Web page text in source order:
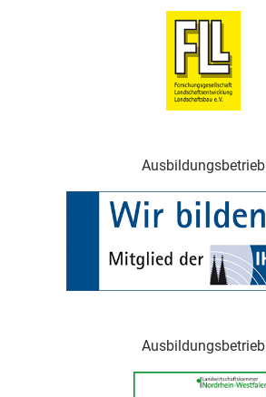
Ausbildungsbetrieb
Ausbildungsbetrieb